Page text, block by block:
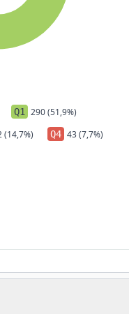
Q1 290 (51,9%)
(14,7%) Q4 43 (7,7%)